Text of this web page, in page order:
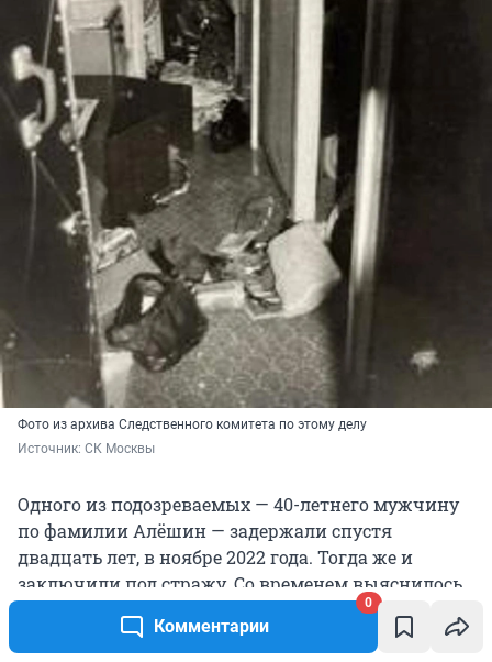
Комментарии
0
Фото из архива Следственного комитета по этому делу
Источник: СК Москвы
Одного из подозреваемых — 40-летнего мужчину
по фамилии Алёшин — задержали спустя
двадцать лет, в ноябре 2022 года. Тогда же и
заключили под стражу. Со временем выяснилось,
что он причастен еще и к убийству 64-летней
пенсионерки в 2002 году. Московские следователи